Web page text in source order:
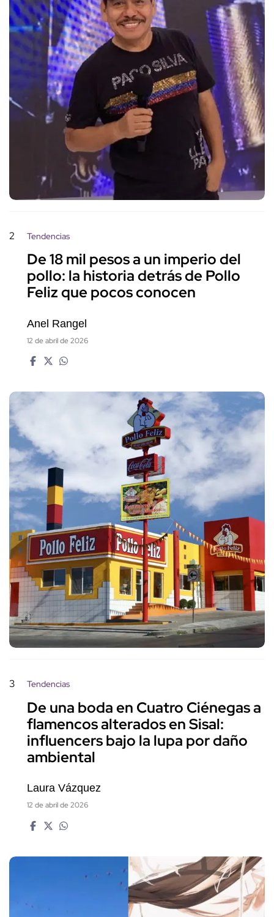
2 Tendencias
De 18 mil pesos a un imperio del
pollo: la historia detrás de Pollo
Feliz que pocos conocen
Anel Rangel
12 de abril de 2026
3 Tendencias
De una boda en Cuatro Ciénegas a
flamencos alterados en Sisal:
influencers bajo la lupa por daño
ambiental
Laura Vázquez
12 de abril de 2026